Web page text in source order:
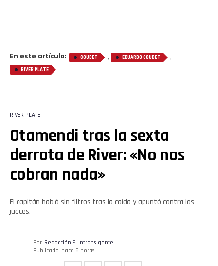
En este artículo: COUDET , EDUARDO COUDET ,
RIVER PLATE
RIVER PLATE
Otamendi tras la sexta
derrota de River: «No nos
cobran nada»
El capitán habló sin filtros tras la caída y apuntó contra los
jueces.
Por Redacción El intransigente
Publicado hace 5 horas